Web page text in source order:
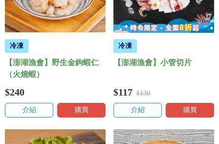
冷凍
【澎湖漁會】野生金鉤蝦仁
（火燒蝦）
$240
介紹 購買
冷凍
【澎湖漁會】小管切片
$117 $130
介紹 購買